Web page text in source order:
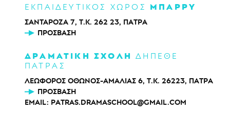
ΕΚΠΑΙΔΕΥΤΙΚΟΣ ΧΩΡΟΣ ΜΠΑΡΡΥ
ΣΑΝΤΑΡΟΖΑ 7, Τ.Κ. 262 23, ΠΑΤΡΑ
ΠΡΌΣΒΑΣΗ
ΔΡΑΜΑΤΙΚΗ ΣΧΟΛΗ ΔΗΠΕΘΕ
ΠΑΤΡΑΣ
ΛΕΩΦΟΡΟΣ ΟΘΩΝΟΣ-ΑΜΑΛΙΑΣ 6, Τ.Κ. 26223, ΠΑΤΡΑ
ΠΡΌΣΒΑΣΗ
EMAIL: PATRAS.DRAMASCHOOL@GMAIL.COM